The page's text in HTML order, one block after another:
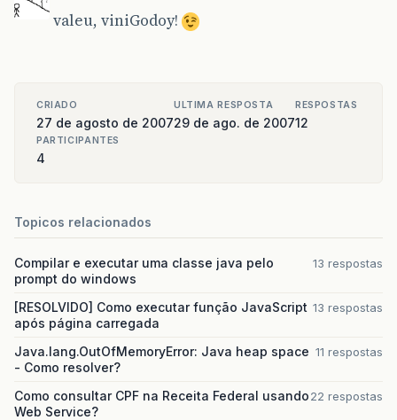
valeu, viniGodoy!
CRIADO
27 de agosto de 2007
ULTIMA RESPOSTA
29 de ago. de 2007
RESPOSTAS
12
PARTICIPANTES
4
Topicos relacionados
Compilar e executar uma classe java pelo
prompt do windows
13 respostas
[RESOLVIDO] Como executar função JavaScript
após página carregada
13 respostas
Java.lang.OutOfMemoryError: Java heap space
- Como resolver?
11 respostas
Como consultar CPF na Receita Federal usando
Web Service?
22 respostas